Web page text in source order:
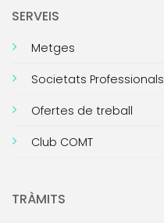
SERVEIS
Metges
Societats Professionals
Ofertes de treball
Club COMT
TRÀMITS